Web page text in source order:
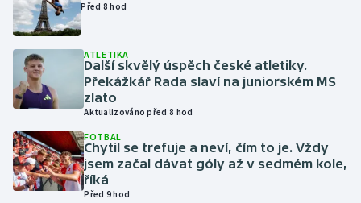
Golf
Gymnastika
Házená
Jezdectví
Judo
Před 8 hod
ATLETIKA
Další skvělý úspěch české atletiky.
Překážkář Rada slaví na juniorském MS
zlato
Aktualizováno před 8 hod
FOTBAL
Chytil se trefuje a neví, čím to je. Vždy
jsem začal dávat góly až v sedmém kole,
říká
Před 9 hod